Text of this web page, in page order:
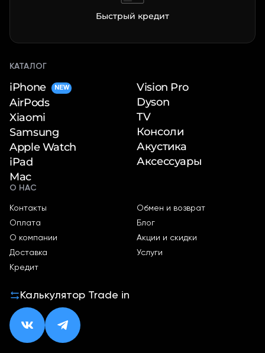
Быстрый кредит
КАТАЛОГ
iPhone NEW
AirPods
Xiaomi
Samsung
Apple Watch
iPad
Mac
Vision Pro
Dyson
TV
Консоли
Акустика
Аксессуары
О НАС
Контакты
Оплата
О компании
Доставка
Кредит
Обмен и возврат
Блог
Акции и скидки
Услуги
Калькулятор Trade in